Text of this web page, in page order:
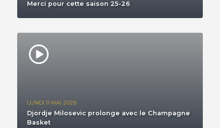
Merci pour cette saison 25-26
LUNDI 11 MAI 2026
Djordje Milosevic prolonge avec le Champagne
Basket